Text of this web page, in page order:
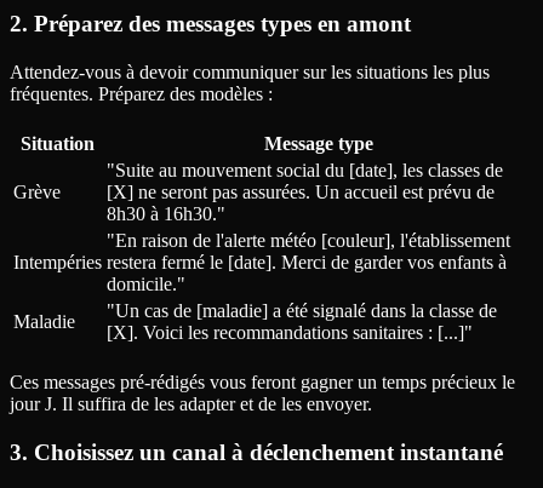
2. Préparez des messages types en amont
Attendez-vous à devoir communiquer sur les situations les plus
fréquentes. Préparez des modèles :
Situation Message type
Grève
"Suite au mouvement social du [date], les classes de
[X] ne seront pas assurées. Un accueil est prévu de
8h30 à 16h30."
Intempéries
"En raison de l'alerte météo [couleur], l'établissement
restera fermé le [date]. Merci de garder vos enfants à
domicile."
Maladie
"Un cas de [maladie] a été signalé dans la classe de
[X]. Voici les recommandations sanitaires : [...]"
Ces messages pré-rédigés vous feront gagner un temps précieux le
jour J. Il suffira de les adapter et de les envoyer.
3. Choisissez un canal à déclenchement instantané